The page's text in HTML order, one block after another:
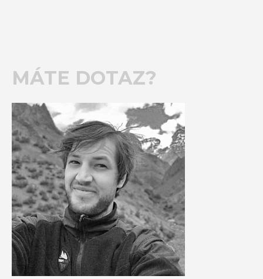
MÁTE DOTAZ?